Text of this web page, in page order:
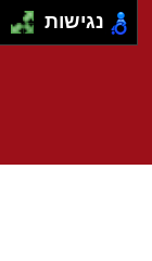
נגישות